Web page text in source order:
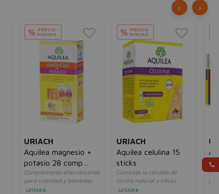
% PRECIO
MÍNIMO
URIACH
Aquilea magnesio +
potasio 28 comp
eferv
Complemento efervescente
para vitalidad y bienestar.
unisex
% PRECIO
MÍNIMO
URIACH
Aquilea celulina 15
sticks
Combate la celulitis de
forma natural y eficaz
unisex
‹ ›